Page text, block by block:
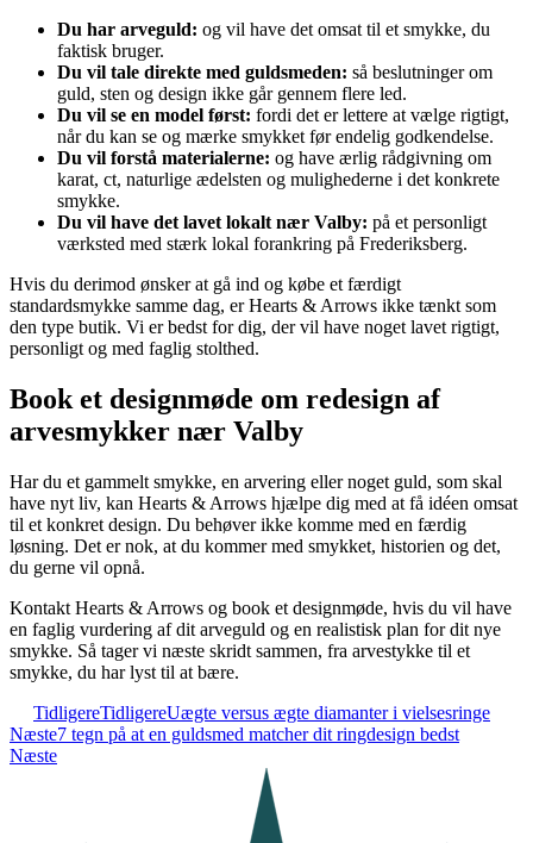
Du har arveguld: og vil have det omsat til et smykke, du
faktisk bruger.
Du vil tale direkte med guldsmeden: så beslutninger om
guld, sten og design ikke går gennem flere led.
Du vil se en model først: fordi det er lettere at vælge rigtigt,
når du kan se og mærke smykket før endelig godkendelse.
Du vil forstå materialerne: og have ærlig rådgivning om
karat, ct, naturlige ædelsten og mulighederne i det konkrete
smykke.
Du vil have det lavet lokalt nær Valby: på et personligt
værksted med stærk lokal forankring på Frederiksberg.
Hvis du derimod ønsker at gå ind og købe et færdigt
standardsmykke samme dag, er Hearts & Arrows ikke tænkt som
den type butik. Vi er bedst for dig, der vil have noget lavet rigtigt,
personligt og med faglig stolthed.
Book et designmøde om redesign af
arvesmykker nær Valby
Har du et gammelt smykke, en arvering eller noget guld, som skal
have nyt liv, kan Hearts & Arrows hjælpe dig med at få idéen omsat
til et konkret design. Du behøver ikke komme med en færdig
løsning. Det er nok, at du kommer med smykket, historien og det,
du gerne vil opnå.
Kontakt Hearts & Arrows og book et designmøde, hvis du vil have
en faglig vurdering af dit arveguld og en realistisk plan for dit nye
smykke. Så tager vi næste skridt sammen, fra arvestykke til et
smykke, du har lyst til at bære.
TidligereTidligereUægte versus ægte diamanter i vielsesringe
Næste7 tegn på at en guldsmed matcher dit ringdesign bedst
Næste